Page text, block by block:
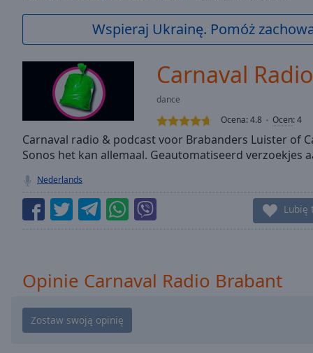
Current
Duration-:-
Stream
TypeLIVE
Seek to
currently
behind
LIVE
Remaining
Time-
Playback
Wspieraj Ukrainę. Pomóż
Carnaval
dance
Ocena:4.8 Ocen:4
Carnaval radio & podcast voor Brabanders Luister of
Sonos het kan allemaal. Geautomatiseerd verzoekjes
Nederlands
Lubię
Opinie Carnaval Radio Brabant